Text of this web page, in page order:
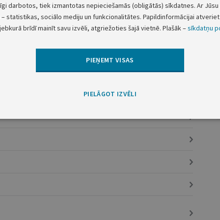
uzņēmumi
personām2
darbotos, tiek izmantotas nepieciešamās (obligātās) sīkdatnes. Ar
statistikas, sociālo mediju un funkcionalitātes. Papildinformācijai
brīdī mainīt savu izvēli, atgriežoties šajā vietnē. Plašāk –sīkdatņu
PIEŅEMT VISAS
PIELĀGOT IZVĒLI